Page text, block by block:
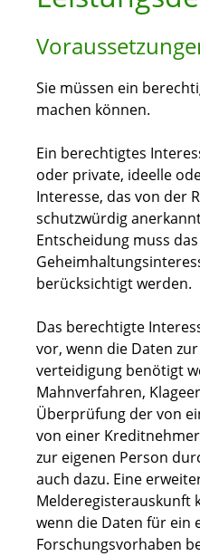
Sie müssen ein
machen können.
Ein berechtigtes
oder private, ideelle
Interesse, das von der
schutzwürdig
Entscheidung muss das
berücksichtigt werden.
Das berechtigte
vor, wenn die Daten
verteidigung benötigt
Mahnverfahren,
Überprüfung der von
von einer
zur eigenen Person
auch dazu. Eine
Melderegisterauskunft
wenn die Daten für ein
Forschungsvorhaben